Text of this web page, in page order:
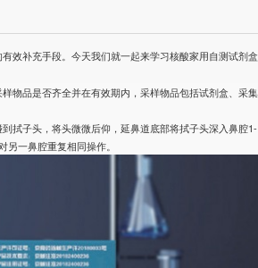
效补充手段。今天我们就一起来学习核酸家用自测试剂盒
品是否齐全并在有效期内，采样物品包括试剂盒、采集
拭子头，将头微微后仰，延鼻道底部将拭子头深入鼻腔
一鼻腔重复相同操作。